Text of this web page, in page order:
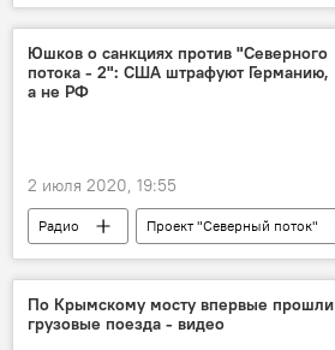
Общество
Рустам Эмомали
Новости Душанбе
Юшков о санкциях против "Северного
потока - 2": США штрафуют Германию,
а не РФ
2 июля 2020, 19:55
Радио
Проект "Северный поток"
США
Германия Россия
По Крымскому мосту впервые прошли
грузовые поезда - видео